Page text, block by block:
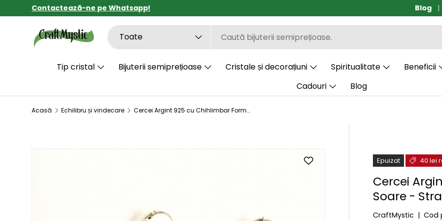
SARI LA CONȚINUT
Contactează-ne pe Whatsapp! Blog
Căutare
Tipul de produs
Toate
Tip cristal Bijuterii semiprețioase Cristale și decorațiuni Spiritualitate Beneficii
Cadouri
Blog
Acasă Echilibru și vindecare Cercei Argint 925 cu Chihlimbar Forma de Soare - Stralucire si Vitalitate
Epuizat 40 lei
Cercei
Soare -
CraftMystic |Cod